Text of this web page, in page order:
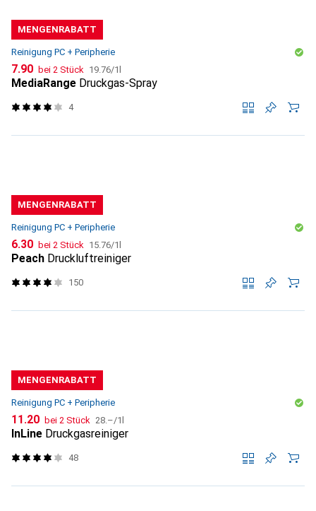
MENGENRABATT
Reinigung PC + Peripherie
CHF
7.90 bei 2 Stück CHF
19.76/1l
MediaRange Druckgas-Spray
4
MENGENRABATT
Reinigung PC + Peripherie
CHF
6.30 bei 2 Stück CHF
15.76/1l
Peach Druckluftreiniger
150
MENGENRABATT
Reinigung PC + Peripherie
CHF
11.20 bei 2 Stück CHF
28.–/1l
InLine Druckgasreiniger
48